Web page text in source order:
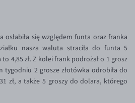
osłabiła się względem funta oraz franka
nasza waluta straciła do funta 5
4,85 zł. Z kolei frank podrożał o 1 grosz
tygodniu 2 grosze złotówka odrobiła do
zł, a także 5 groszy do dolara, którego